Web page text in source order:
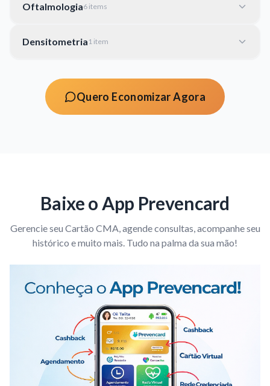
Oftalmologia6 items
Densitometria 1 item
Quero Economizar Agora
Baixe o App Prevencard
Gerencie seu Cartão CMA, agende consultas, acompanhe seu
histórico e muito mais. Tudo na palma da sua mão!